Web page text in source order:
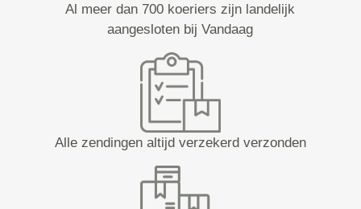
Al meer dan 700 koeriers zijn landelijk
aangesloten bij Vandaag
Alle zendingen altijd verzekerd verzonden